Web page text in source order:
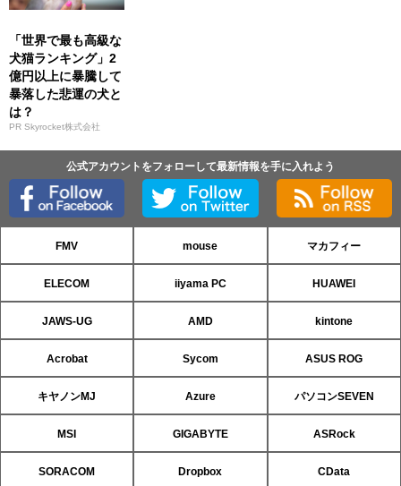
「世界で最も高級な
犬猫ランキング」2
億円以上に暴騰して
暴落した悲運の犬と
は？
PR Skyrocket株式会社
公式アカウントをフォローして最新情報を手に入れよう
FMV mouse マカフィー
ELECOM iiyama PC HUAWEI
JAWS-UG AMD kintone
Acrobat Sycom ASUS ROG
キヤノンMJ Azure パソコンSEVEN
MSI GIGABYTE ASRock
SORACOM Dropbox CData